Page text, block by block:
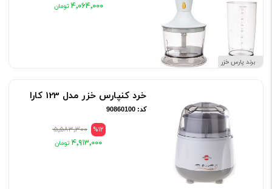
برند پارس خزر
۴٬۰۶۴٬۰۰۰
خرد کنپارس خزر مدل 123 کارا
کد: 90860100
%12 ۵٬۵۸۳٬۳۰۰
۴٬۹۱۳٬۰۰۰